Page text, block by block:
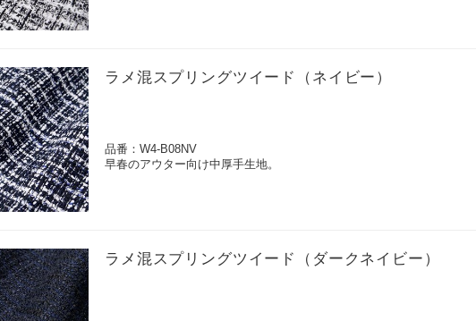
ラメ混スプリングツイード（ネイビー）
品番：W4-B08NV
早春のアウター向け中厚手生地。
ラメ混スプリングツイード（ダークネイビー）